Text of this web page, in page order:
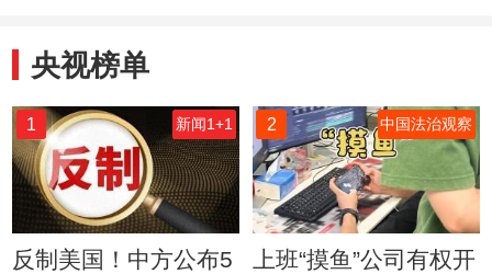
央视榜单
1 新闻1+1
反制美国！中方公布5
2 中国法治观察
上班“摸鱼”公司有权开